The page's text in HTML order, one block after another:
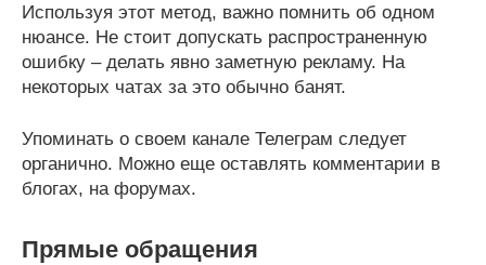
Используя этот метод, важно помнить об одном
нюансе. Не стоит допускать распространенную
ошибку – делать явно заметную рекламу. На
некоторых чатах за это обычно банят.
Упоминать о своем канале Телеграм следует
органично. Можно еще оставлять комментарии в
блогах, на форумах.
Прямые обращения